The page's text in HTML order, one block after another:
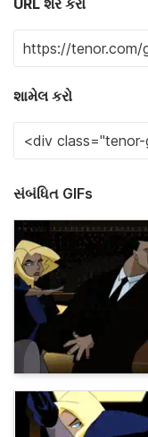
URL શેર કરો
શામેલ કરો
સંબંધિત GIFs